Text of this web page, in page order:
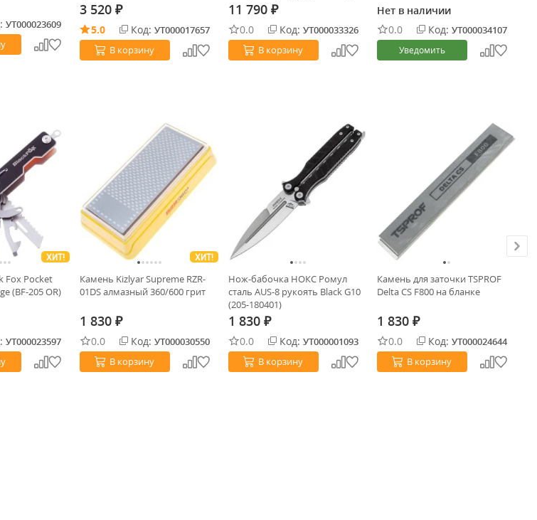
УТ000023609
3 520 ₽
5.0 Код: УТ000017657
В корзину
11 790 ₽
0.0 Код: УТ000033326
В корзину
Нет в наличии
0.0
Код: УТ000034107
Уведомить
ХИТ!
Fox Pocket
(BF-205 OR)
УТ000023597
ХИТ!
Камень Kizlyar Supreme RZR-
01DS алмазный 360/600 грит
1 830 ₽
0.0 Код: УТ000030550
В корзину
Нож-бабочка НОКС Ромул
сталь AUS-8 рукоять Black G10
(205-180401)
1 830 ₽
0.0 Код: УТ000001093
В корзину
Камень для заточки TSPROF
Delta CS F800 на бланке
1 830 ₽
0.0 Код: УТ000024644
В корзину